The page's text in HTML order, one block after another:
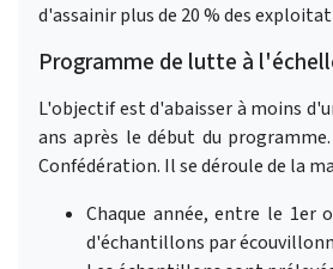
d'assainir plus de 20 % des
Programme de lutte à
L'objectif est d'abaisser à moins
ans après le début du
Confédération. Il se déroule de la
Chaque année, entre le
d'échantillons par